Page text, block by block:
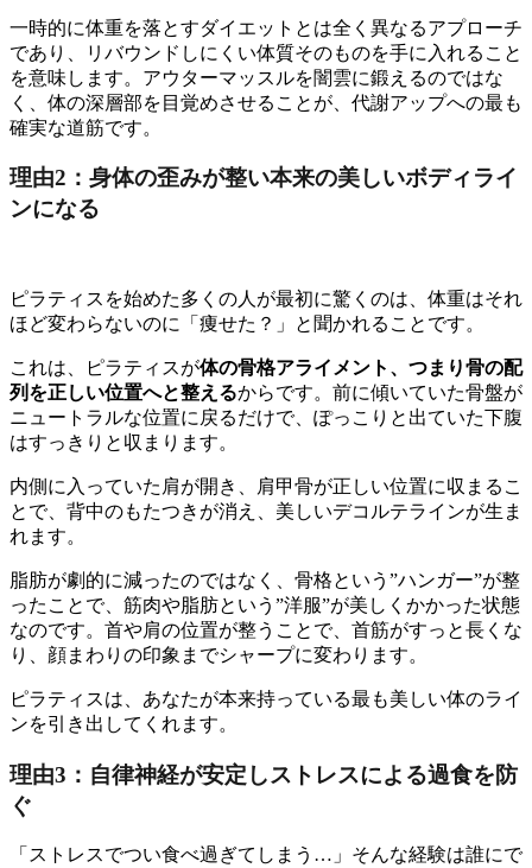
一時的に体重を落とすダイエットとは全く異なるアプローチ
であり、リバウンドしにくい体質そのものを手に入れること
を意味します。アウターマッスルを闇雲に鍛えるのではな
く、体の深層部を目覚めさせることが、代謝アップへの最も
確実な道筋です。
理由2：身体の歪みが整い本来の美しいボディライ
ンになる
ピラティスを始めた多くの人が最初に驚くのは、体重はそれ
ほど変わらないのに「痩せた？」と聞かれることです。
これは、ピラティスが体の骨格アライメント、つまり骨の配
列を正しい位置へと整えるからです。前に傾いていた骨盤が
ニュートラルな位置に戻るだけで、ぽっこりと出ていた下腹
はすっきりと収まります。
内側に入っていた肩が開き、肩甲骨が正しい位置に収まるこ
とで、背中のもたつきが消え、美しいデコルテラインが生ま
れます。
脂肪が劇的に減ったのではなく、骨格という”ハンガー”が整
ったことで、筋肉や脂肪という”洋服”が美しくかかった状態
なのです。首や肩の位置が整うことで、首筋がすっと長くな
り、顔まわりの印象までシャープに変わります。
ピラティスは、あなたが本来持っている最も美しい体のライ
ンを引き出してくれます。
理由3：自律神経が安定しストレスによる過食を防
ぐ
「ストレスでつい食べ過ぎてしまう…」そんな経験は誰にで